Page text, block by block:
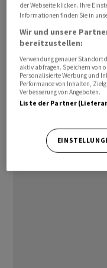
Wenn die Landung
SpaceX mit dem
verlaufe, könnten
Planeten reisen,
Kurznachrichten-
wahrscheinlicher,
der Webseite klicken. Ihre
Informationen finden Sie in
Wir und unsere
bereitzustellen:
Verwendung genauer
aktiv abfragen. Speichern von
Personalisierte Werbung und
Performance von Inhalten,
Verbesserung von Angeboten.
Liste der Partner